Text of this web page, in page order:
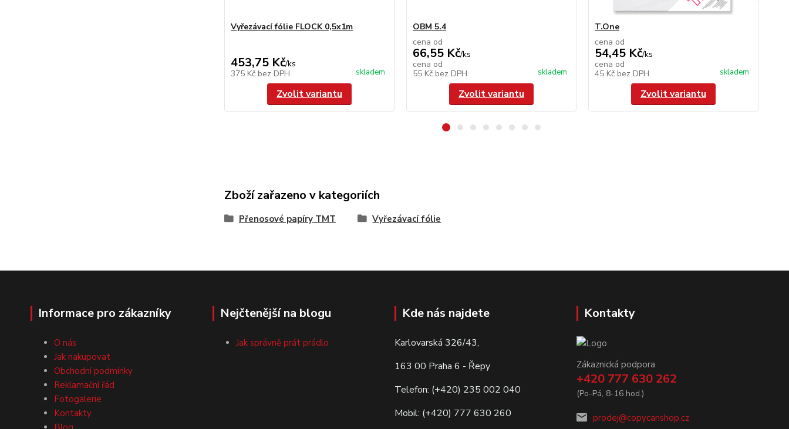
Vyřezávací fólie FLOCK 0,5x1m
453,75 Kč/ks
375 Kč bez DPH skladem
Zvolit variantu
OBM 5.4
cena od
66,55 Kč/ks
cena od
55 Kč bez DPH skladem
Zvolit variantu
T.One
cena od
54,45 Kč/ks
cena od
45 Kč bez DPH skladem
Zvolit variantu
Zboží zařazeno v kategoriích
Přenosové papíry TMT Vyřezávací fólie
Informace pro zákazníky
O nás
Jak nakupovat
Obchodní podmínky
Reklamační řád
Fotogalerie
Kontakty
Nejčtenější na blogu
Jak správně prát prádlo
Kde nás najdete
Karlovarská 326/43,
163 00 Praha 6 - Řepy
Telefon: (+420) 235 002 040
Mobil: (+420) 777 630 260
Kontakty
Zákaznická podpora
+420 777 630 262
(Po-Pá, 8-16 hod.)
prodej@copycanshop.cz